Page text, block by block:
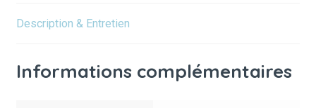
Description & Entretien
Informations complémentaires